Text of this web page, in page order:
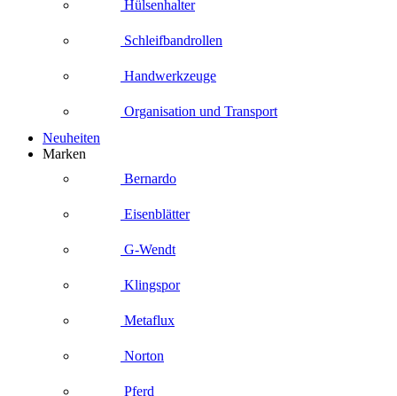
Hülsenhalter
Schleifbandrollen
Handwerkzeuge
Organisation und Transport
Neuheiten
Marken
Bernardo
Eisenblätter
G-Wendt
Klingspor
Metaflux
Norton
Pferd